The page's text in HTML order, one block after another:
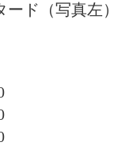
ド（写真左）